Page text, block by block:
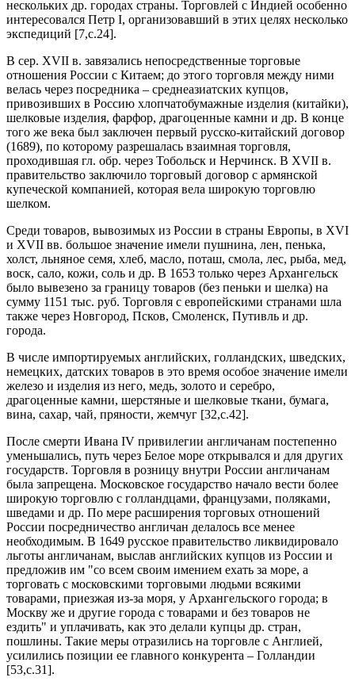
нескольких др. городах страны. Торговлей с Индией особенно
интересовался Петр I, организовавший в этих целях несколько
экспедиций [7,c.24].
В сер. XVII в. завязались непосредственные торговые
отношения России с Китаем; до этого торговля между ними
велась через посредника – среднеазиатских купцов,
привозивших в Россию хлопчатобумажные изделия (китайки),
шелковые изделия, фарфор, драгоценные камни и др. В конце
того же века был заключен первый русско-китайский договор
(1689), по которому разрешалась взаимная торговля,
проходившая гл. обр. через Тобольск и Нерчинск. В XVII в.
правительство заключило торговый договор с армянской
купеческой компанией, которая вела широкую торговлю
шелком.
Среди товаров, вывозимых из России в страны Европы, в XVI
и XVII вв. большое значение имели пушнина, лен, пенька,
холст, льняное семя, хлеб, масло, поташ, смола, лес, рыба, мед,
воск, сало, кожи, соль и др. В 1653 только через Архангельск
было вывезено за границу товаров (без пеньки и шелка) на
сумму 1151 тыс. руб. Торговля с европейскими странами шла
также через Новгород, Псков, Смоленск, Путивль и др.
города.
В числе импортируемых английских, голландских, шведских,
немецких, датских товаров в это время особое значение имели
железо и изделия из него, медь, золото и серебро,
драгоценные камни, шерстяные и шелковые ткани, бумага,
вина, сахар, чай, пряности, жемчуг [32,c.42].
После смерти Ивана IV привилегии англичанам постепенно
уменьшались, путь через Белое море открывался и для других
государств. Торговля в розницу внутри России англичанам
была запрещена. Московское государство начало вести более
широкую торговлю с голландцами, французами, поляками,
шведами и др. По мере расширения торговых отношений
России посредничество англичан делалось все менее
необходимым. В 1649 русское правительство ликвидировало
льготы англичанам, выслав английских купцов из России и
предложив им "со всем своим имением ехать за море, а
торговать с московскими торговыми людьми всякими
товарами, приезжая из-за моря, у Архангельского города; в
Москву же и другие города с товарами и без товаров не
ездить" и уплачивать, как это делали купцы др. стран,
пошлины. Такие меры отразились на торговле с Англией,
усилились позиции ее главного конкурента – Голландии
[53,c.31].